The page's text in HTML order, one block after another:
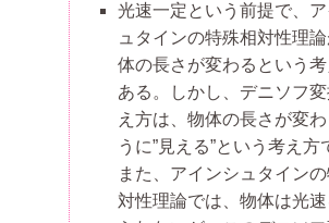
光速一定という前提で、
ュタインの特殊相対性理
体の長さが変わるという
ある。しかし、デニソフ
え方は、物体の長さが変わ
うに”見える”という考え方
また、アインシュタイン
対性理論では、物体は光速